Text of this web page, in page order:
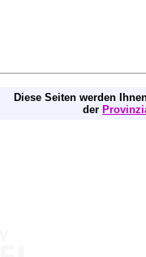
Diese Seiten werden
der